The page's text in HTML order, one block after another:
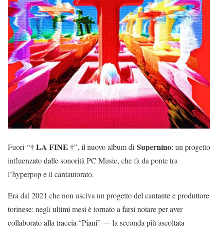
Fuori “† LA FINE †”, il nuovo album di Supernino: un progetto
influenzato dalle sonorità PC Music, che fa da ponte tra
l’hyperpop e il cantautorato.
Era dal 2021 che non usciva un progetto del cantante e produttore
torinese: negli ultimi mesi è tornato a farsi notare per aver
collaborato alla traccia “Piani” — la seconda più ascoltata